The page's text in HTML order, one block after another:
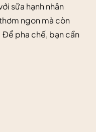
sữa hạnh nhân
ngon mà còn
Để pha chế, bạn cần